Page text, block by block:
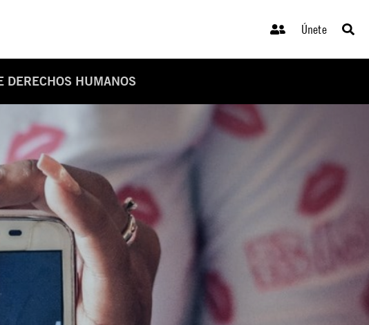
Únete
DERECHOS HUMANOS